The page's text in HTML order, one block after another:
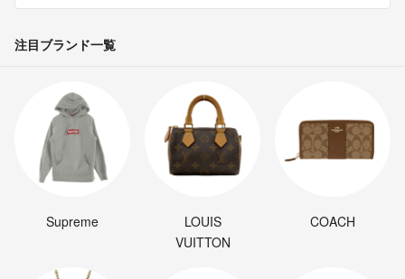
注目ブランド一覧
Supreme
LOUIS
VUITTON
COACH